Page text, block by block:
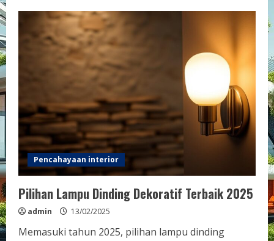
Pencahayaan interior
Pilihan Lampu Dinding Dekoratif Terbaik 2025
admin 13/02/2025
Memasuki tahun 2025, pilihan lampu dinding